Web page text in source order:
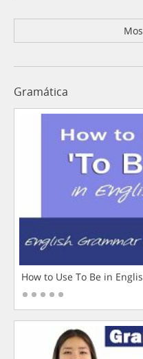
Gramática
How to Use To Be in